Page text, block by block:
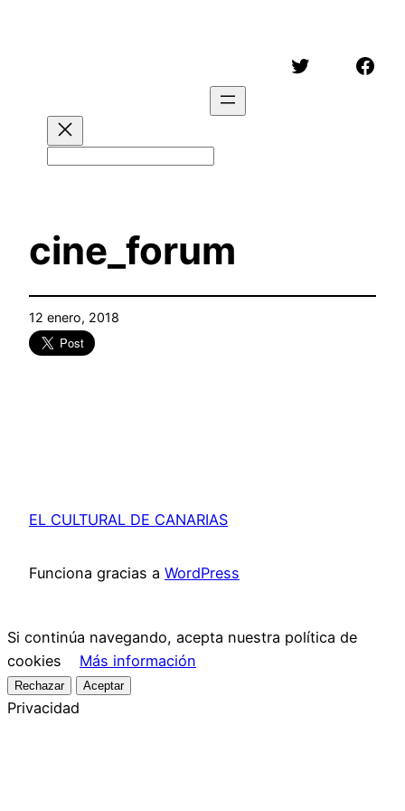
Twitter
cine_forum
12 enero, 2018
EL CULTURAL DE CANARIAS
Funciona gracias a WordPress
Si continúa navegando, acepta nuestra política de
cookies Más información
Rechazar Aceptar
Privacidad